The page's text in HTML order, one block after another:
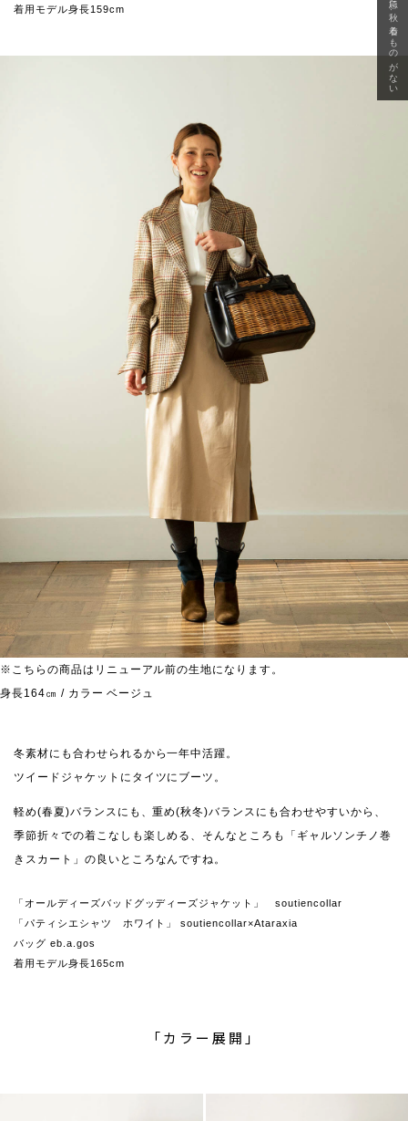
着用モデル身長159cm
※こちらの商品はリニューアル前の生地になります。
身長164㎝ / カラー ベージュ
冬素材にも合わせられるから一年中活躍。
ツイードジャケットにタイツにブーツ。
軽め(春夏)バランスにも、重め(秋冬)バランスにも合わせやすいから、
季節折々での着こなしも楽しめる、そんなところも「ギャルソンチノ巻
きスカート」の良いところなんですね。
「オールディーズバッドグッディーズジャケット」 soutiencollar
「パティシエシャツ ホワイト」 soutiencollar×Ataraxia
バッグ eb.a.gos
着用モデル身長165cm
「カラー展開」
急に秋、着るものがない